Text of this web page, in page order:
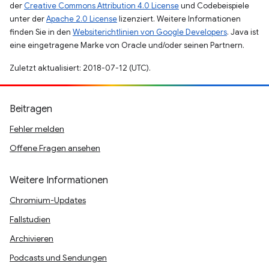
der Creative Commons Attribution 4.0 Licenseund Codebeispiele
unter derApache 2.0 Licenselizenziert. Weitere Informationen
finden Sie in den Websiterichtlinien von Google Developers. Java ist
eine eingetragene Marke von Oracle und/oder seinen Partnern.
Zuletzt aktualisiert: 2018-07-12 (UTC).
Beitragen
Fehler melden
Offene Fragen ansehen
Weitere Informationen
Chromium-Updates
Fallstudien
Archivieren
Podcasts und Sendungen